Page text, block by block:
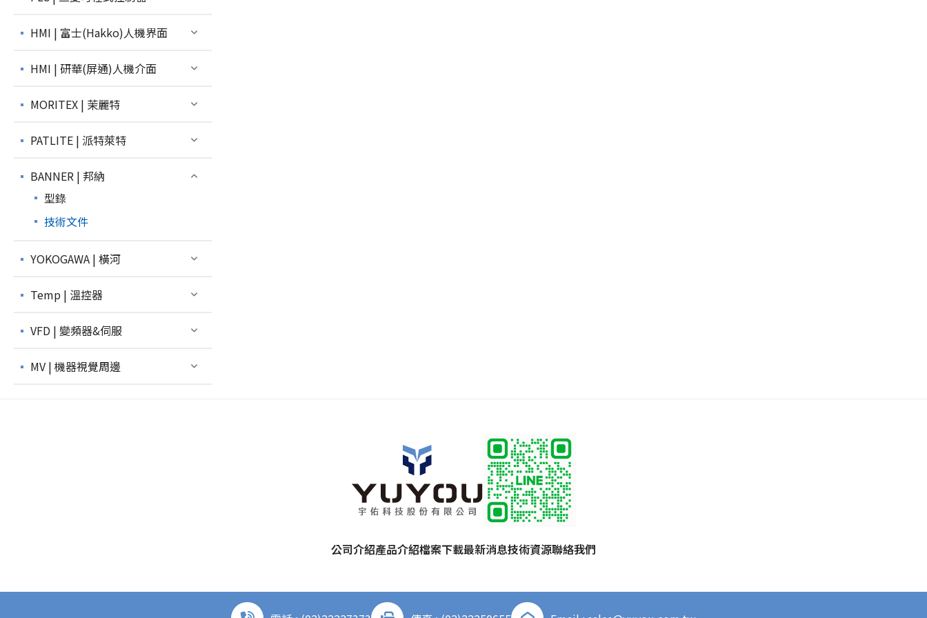
HMI | 富士(Hakko)人機界面
HMI | 研華(屏通)人機介面
MORITEX | 茉麗特
PATLITE | 派特萊特
BANNER | 邦納
型錄
技術文件
YOKOGAWA | 橫河
Temp | 溫控器
VFD | 變頻器&伺服
MV | 機器視覺周邊
公司介紹產品介紹檔案下載最新消息技術資源聯絡我們